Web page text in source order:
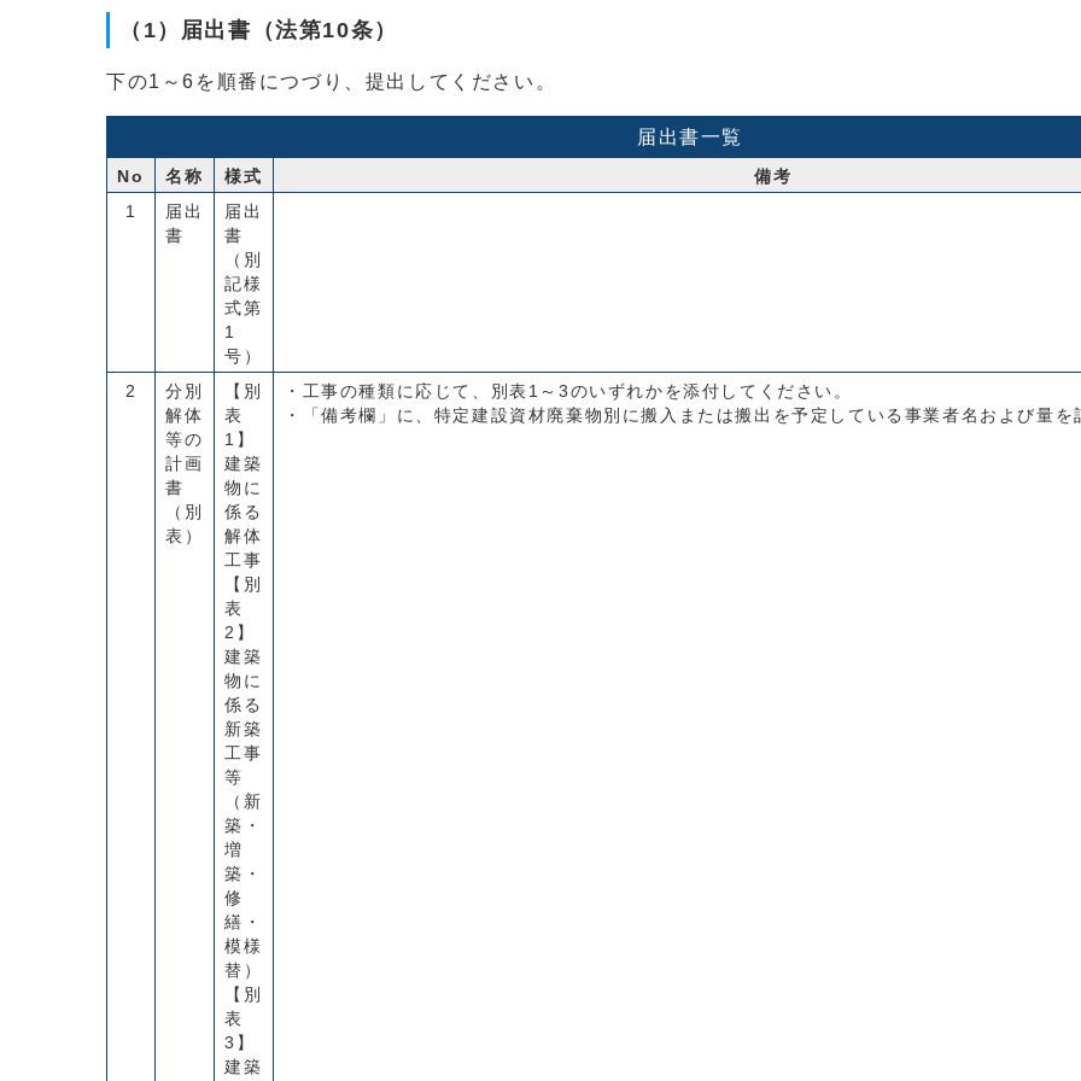
（1）届出書（法第10条）
下の1～6を順番につづり、提出してください。
届出書一覧
No 名称 様式
備考
1
届出
書
届出
書
（別
記様
式第
1
号）
2
分別
解体
等の
計画
書
（別
表）
【別
表
1】
建築
物に
係る
解体
工事
【別
表
2】
建築
物に
係る
新築
工事
等
（新
築・
増
築・
修
繕・
模様
替）
【別
表
3】
建築
・工事の種類に応じて、別表1～3のいずれかを添付してください。
・「備考欄」に、特定建設資材廃棄物別に搬入または搬出を予定している事業者名および量を